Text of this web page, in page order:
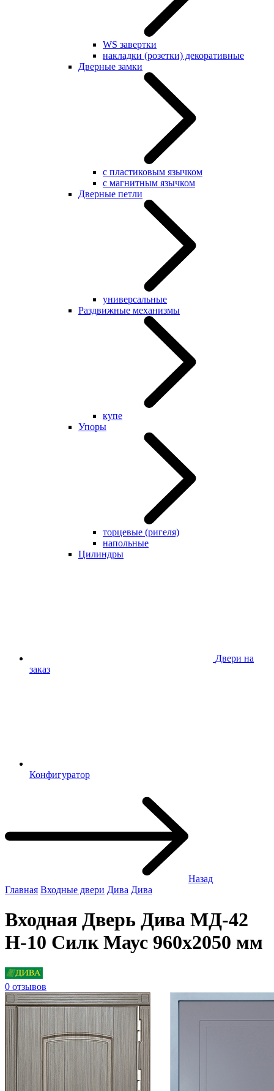
WS завертки
накладки (розетки) декоративные
Дверные замки
с пластиковым язычком
с магнитным язычком
Дверные петли
универсальные
Раздвижные механизмы
купе
Упоры
торцевые (ригеля)
напольные
Цилиндры
Двери на
заказ
Конфигуратор
Назад
Главная Входные двери Дива Дива
Входная Дверь Дива МД-42
Н-10 Силк Маус 960x2050 мм
0 отзывов